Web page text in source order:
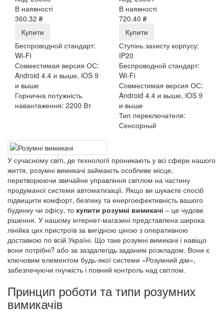
В наявності
360.32 ₴
Купити
Беспроводной стандарт:
Wi-Fi
Совместимая версия ОС:
Android 4.4 и выше, iOS 9
и выше
Горнична потужність
навантаження: 2200 Вт
В наявності
720.40 ₴
Купити
Ступінь захисту корпусу:
IP20
Беспроводной стандарт:
Wi-Fi
Совместимая версия ОС:
Android 4.4 и выше, iOS 9
и выше
Тип переключателя:
Сенсорный
У сучасному світі, де технології проникають у всі сфери нашого
життя, розумні вимикачі займають особливе місце,
перетворюючи звичайне управління світлом на частину
продуманої системи автоматизації. Якщо ви шукаєте спосіб
підвищити комфорт, безпеку та енергоефективність вашого
будинку чи офісу, то купити розумні вимикачі – це чудове
рішення. У нашому інтернет-магазині представлена ​​широка
лінійка цих пристроїв за вигідною ціною з оперативною
доставкою по всій Україні. Що таке розумні вимикачі і навіщо
вони потрібні? або за заздалегідь заданим розкладом. Вони є
ключовим елементом будь-якої системи «Розумний дім»,
забезпечуючи гнучкість і повний контроль над світлом.
Принцип роботи та типи розумних
вимикачів